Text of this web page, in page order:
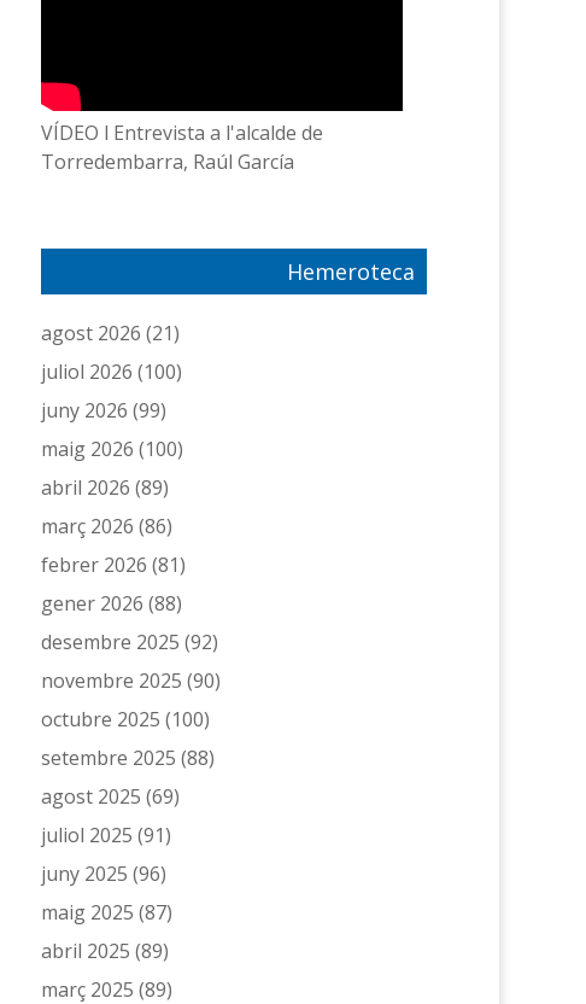
VÍDEO l Entrevista a l'alcalde de
Torredembarra, Raúl García
Hemeroteca
agost 2026 (21)
juliol 2026 (100)
juny 2026 (99)
maig 2026 (100)
abril 2026 (89)
març 2026 (86)
febrer 2026 (81)
gener 2026 (88)
desembre 2025 (92)
novembre 2025 (90)
octubre 2025 (100)
setembre 2025 (88)
agost 2025 (69)
juliol 2025 (91)
juny 2025 (96)
maig 2025 (87)
abril 2025 (89)
març 2025 (89)